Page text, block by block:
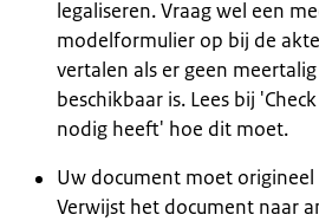
legaliseren. Vraag wel een
modelformulier op bij de
vertalen als er geen
beschikbaar is. Lees bij
nodig heeft' hoe dit moet.
Uw document moet
Verwijst het document naar